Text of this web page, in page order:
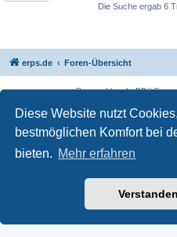
Diese Website nutzt
bestmöglichen Komfort bei
bieten. Mehr erfahren
Die Suche ergab 6
erps.de Foren-Übersicht
Powered byphpBB®
PRIVACY_LINK